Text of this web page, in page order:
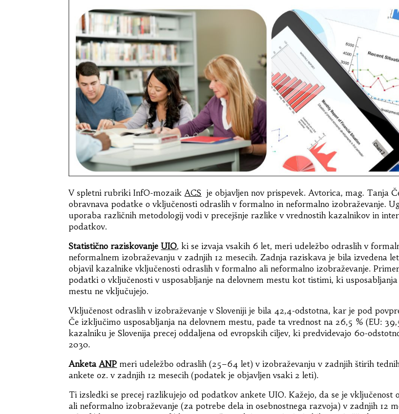
V spletni rubriki InfO-mozaik ACS je objavljen nov prispevek. Avtorica, mag. Tanja
obravnava podatke o vključenosti odraslih v formalno in neformalno izobraževanje.
uporaba različnih metodologij vodi v precejšnje razlike v vrednostih kazalnikov in
podatkov.
Statistično raziskovanjeUIO, ki se izvaja vsakih 6 let, meri udeležbo odraslih v
neformalnem izobraževanju v zadnjih 12 mesecih. Zadnja raziskava je bila izvedena
objavil kazalnike vključenosti odraslih v formalno ali neformalno izobraževanje.
podatki o vključenosti v usposabljanje na delovnem mestu kot tistimi, ki usposabljanja
mestu ne vključujejo.
Vključenost odraslih v izobraževanje v Sloveniji je bila 42,4-odstotna, kar je pod
Če izključimo usposabljanja na delovnem mestu, pade ta vrednost na 26,5 % (EU:
kazalniku je Slovenija precej oddaljena od evropskih ciljev, ki predvidevajo 60-
2030.
AnketaANP meri udeležbo odraslih (25–64 let) v izobraževanju v zadnjih štirih
ankete oz. v zadnjih 12 mesecih (podatek je objavljen vsaki 2 leti).
Ti izsledki se precej razlikujejo od podatkov ankete UIO. Kažejo, da se je vključenost
ali neformalno izobraževanje (za potrebe dela in osebnostnega razvoja) v zadnjih 12